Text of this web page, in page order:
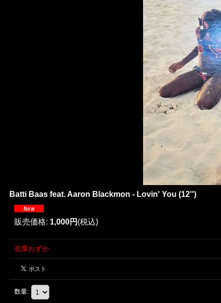
Batti Baas feat. Aaron Blackmon - Lovin' You (12'')
販売価格: 1,000円 (税込)
在庫わずか
数量: